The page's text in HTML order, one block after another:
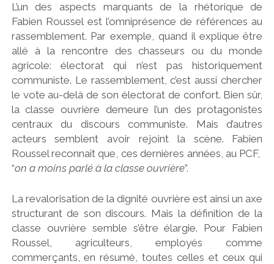
L’un des aspects marquants de la rhétorique de
Fabien Roussel est l’omniprésence de références au
rassemblement. Par exemple, quand il explique être
allé à la rencontre des chasseurs ou du monde
agricole: électorat qui n’est pas historiquement
communiste. Le rassemblement, c’est aussi chercher
le vote au-delà de son électorat de confort. Bien sûr,
la classe ouvrière demeure l’un des protagonistes
centraux du discours communiste. Mais d’autres
acteurs semblent avoir rejoint la scène. Fabien
Roussel reconnaît que, ces dernières années, au PCF,
“on a moins parlé à la classe ouvrière”.
La revalorisation de la dignité ouvrière est ainsi un axe
structurant de son discours. Mais la définition de la
classe ouvrière semble s’être élargie. Pour Fabien
Roussel, agriculteurs, employés comme
commerçants, en résumé, toutes celles et ceux qui